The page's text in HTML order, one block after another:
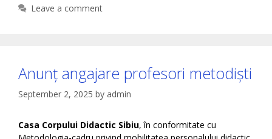
Leave a comment
Anunț angajare profesori metodiști
September 2, 2025 by admin
Casa Corpului Didactic Sibiu, în conformitate cu